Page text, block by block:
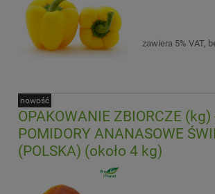
zawiera 5% VAT,
OPAKOWANIE ZBIORCZE (kg)
POMIDORY ANANASOWE
(POLSKA) (około 4 kg)
nowość